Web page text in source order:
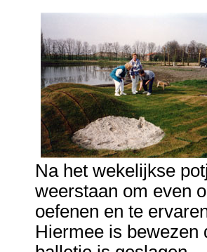
Na het wekelijkse
weerstaan om even
oefenen en te
Hiermee is bewezen